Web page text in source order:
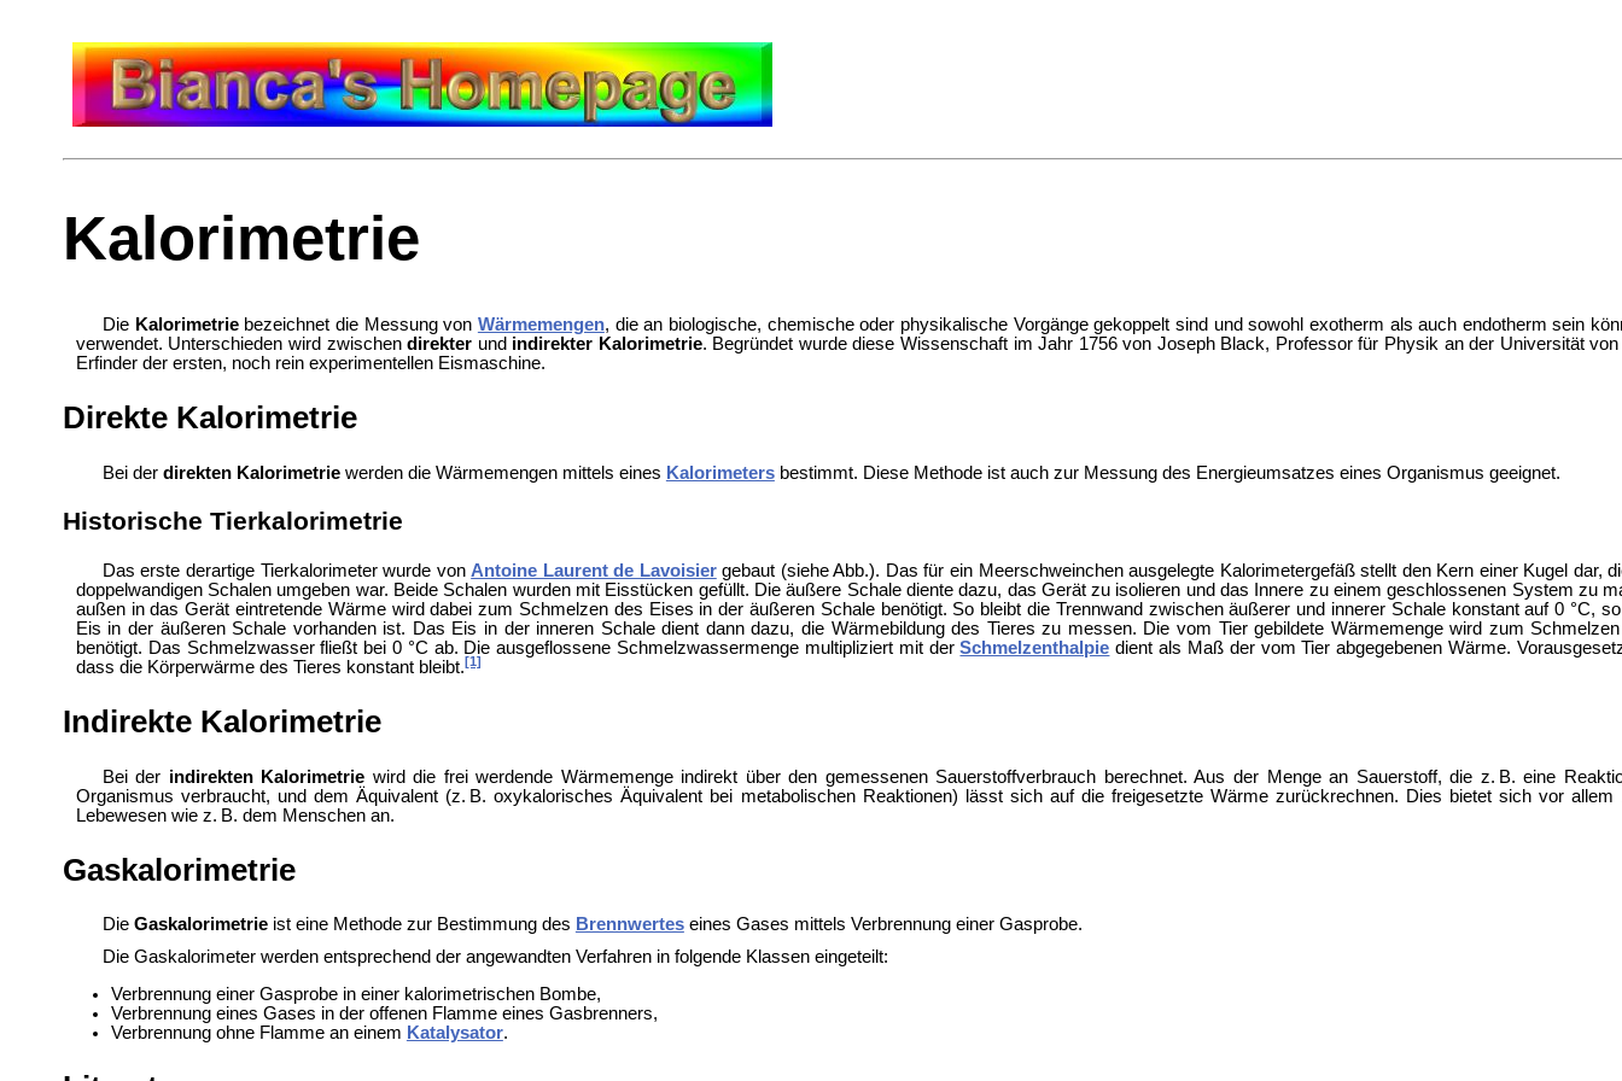
Kalorimetrie
Die Kalorimetriebezeichnet die Messung von Wärmemengen, die an biologische, chemische oder physikalische Vorgänge gekoppelt sind und sowohl exotherm als auch endotherm sein
verwendet. Unterschieden wird zwischendirekter und indirekter Kalorimetrie. Begründet wurde diese Wissenschaft im Jahr 1756 von Joseph Black, Professor für Physik an der Universität
Erfinder der ersten, noch rein experimentellen Eismaschine.
Direkte Kalorimetrie
Bei der direkten Kalorimetriewerden die Wärmemengen mittels eines Kalorimetersbestimmt. Diese Methode ist auch zur Messung des Energieumsatzes eines Organismus geeignet.
Historische Tierkalorimetrie
Das erste derartige Tierkalorimeter wurde von Antoine Laurent de Lavoisiergebaut (siehe Abb.). Das für ein Meerschweinchen ausgelegte Kalorimetergefäß stellt den Kern einer Kugel dar,
doppelwandigen Schalen umgeben war. Beide Schalen wurden mit Eisstücken gefüllt. Die äußere Schale diente dazu, das Gerät zu isolieren und das Innere zu einem geschlossenen System zu
außen in das Gerät eintretende Wärme wird dabei zum Schmelzen des Eises in der äußeren Schale benötigt. So bleibt die Trennwand zwischen äußerer und innerer Schale konstant auf 0 °C,
Eis in der äußeren Schale vorhanden ist. Das Eis in der inneren Schale dient dann dazu, die Wärmebildung des Tieres zu messen. Die vom Tier gebildete Wärmemenge wird zum
benötigt. Das Schmelzwasser fließt bei 0 °C ab. Die ausgeflossene Schmelzwassermenge multipliziert mit derSchmelzenthalpie dient als Maß der vom Tier abgegebenen Wärme.
dass die Körperwärme des Tieres konstant bleibt. [1]
Indirekte Kalorimetrie
Bei der indirekten Kalorimetrie wird die frei werdende Wärmemenge indirekt über den gemessenen Sauerstoffverbrauch berechnet. Aus der Menge an Sauerstoff, die z. B. eine
Organismus verbraucht, und dem Äquivalent (z. B. oxykalorisches Äquivalent bei metabolischen Reaktionen) lässt sich auf die freigesetzte Wärme zurückrechnen. Dies bietet sich vor allem
Lebewesen wie z. B. dem Menschen an.
Gaskalorimetrie
Die Gaskalorimetrieist eine Methode zur Bestimmung des Brennwerteseines Gases mittels Verbrennung einer Gasprobe.
Die Gaskalorimeter werden entsprechend der angewandten Verfahren in folgende Klassen eingeteilt:
Verbrennung einer Gasprobe in einer kalorimetrischen Bombe,
Verbrennung eines Gases in der offenen Flamme eines Gasbrenners,
Verbrennung ohne Flamme an einem Katalysator.